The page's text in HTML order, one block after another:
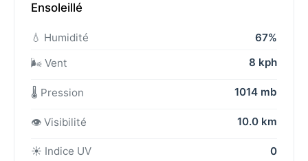
Ensoleillé
💧 Humidité
67%
🌬️ Vent
8 kph
🌡️ Pression 1014 mb
👁️ Visibilité 10.0 km
☀️ Indice UV 0